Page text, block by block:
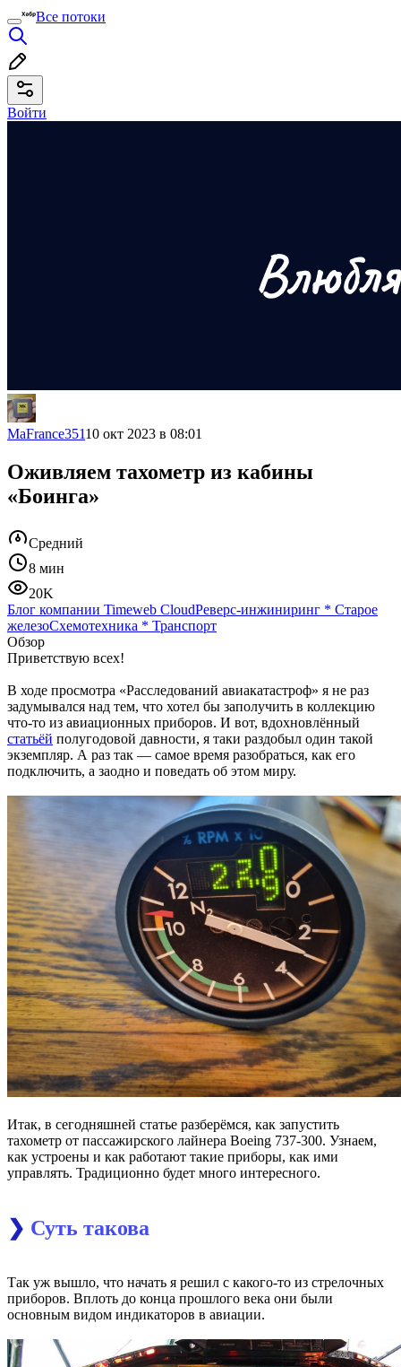
Все потоки
Войти
MaFrance35110 окт 2023 в 08:01
Оживляем тахометр из кабины
«Боинга»
Средний
8 мин
20K
Блог компании Timeweb CloudРеверс-инжиниринг * Старое
железоСхемотехника * Транспорт
Обзор
Приветствую всех!
В ходе просмотра «Расследований авиакатастроф» я не раз
задумывался над тем, что хотел бы заполучить в коллекцию
что-то из авиационных приборов. И вот, вдохновлённый
статьёй полугодовой давности, я таки раздобыл один такой
экземпляр. А раз так — самое время разобраться, как его
подключить, а заодно и поведать об этом миру.
Итак, в сегодняшней статье разберёмся, как запустить
тахометр от пассажирского лайнера Boeing 737-300. Узнаем,
как устроены и как работают такие приборы, как ими
управлять. Традиционно будет много интересного.
❯ Суть такова
Так уж вышло, что начать я решил с какого-то из стрелочных
приборов. Вплоть до конца прошлого века они были
основным видом индикаторов в авиации.